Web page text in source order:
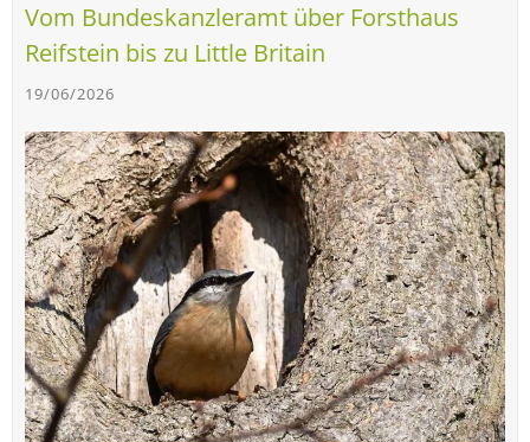
Vom Bundeskanzleramt über Forsthaus
Reifstein bis zu Little Britain
19/06/2026